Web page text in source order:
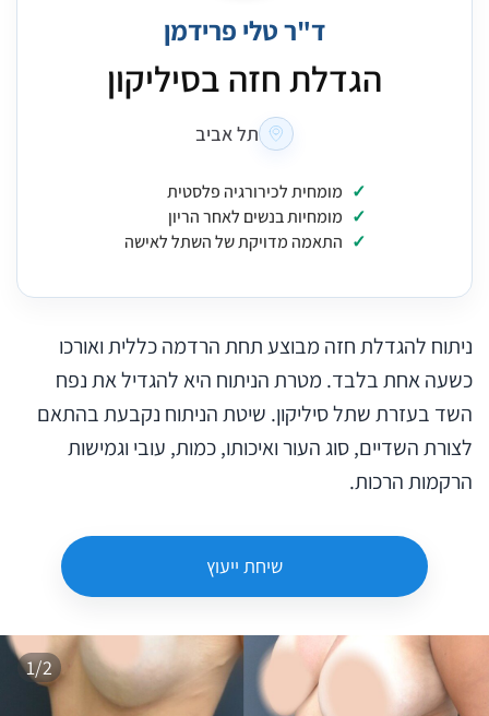
ד"ר טלי פרידמן
הגדלת חזה בסיליקון
תל אביב
מומחית לכירורגיה פלסטית
מומחיות בנשים לאחר הריון
התאמה מדויקת של השתל לאישה
ניתוח להגדלת חזה מבוצע תחת הרדמה כללית ואורכו
כשעה אחת בלבד. מטרת הניתוח היא להגדיל את נפח
השד בעזרת שתל סיליקון. שיטת הניתוח נקבעת בהתאם
לצורת השדיים, סוג העור ואיכותו, כמות, עובי וגמישות
הרקמות הרכות.
שיחת ייעוץ
1/2